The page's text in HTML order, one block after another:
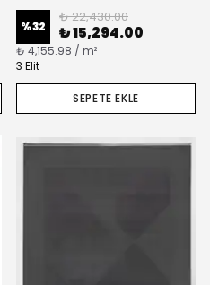
%32
₺ 22,430.00
₺ 15,294.00
₺ 4,155.98 / m²
3 Elit
SEPETE EKLE